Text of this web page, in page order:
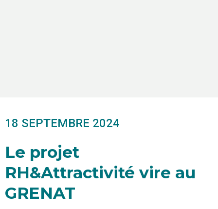
18 SEPTEMBRE 2024
Le projet
RH&Attractivité vire au
GRENAT